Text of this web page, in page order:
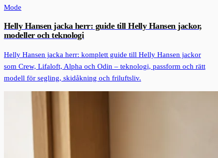
Mode
Helly Hansen jacka herr: guide till Helly Hansen jackor,
modeller och teknologi
Helly Hansen jacka herr: komplett guide till Helly Hansen jackor
som Crew, Lifaloft, Alpha och Odin – teknologi, passform och rätt
modell för segling, skidåkning och friluftsliv.